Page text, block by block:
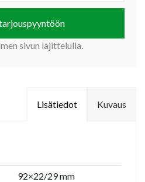
sivun lajittelulla.
Kuvaus
Lisätiedot
92×22/29 mm